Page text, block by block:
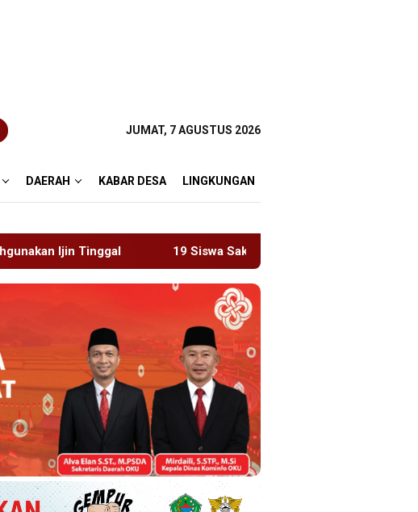
JUMAT, 7 AGUSTUS 2026
DAERAH KABAR DESA LINGKUNGAN
19 Siswa Sakit Bersamaan, Wartawan Sempat Terhalang Masuk ke